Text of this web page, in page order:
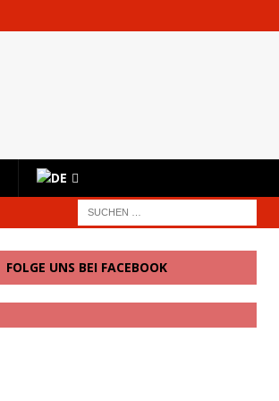
FOLGE UNS BEI FACEBOOK